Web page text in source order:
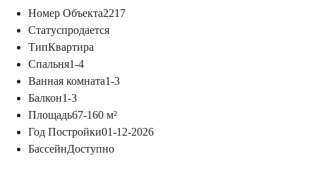
Номер Объекта2217
Статуспродается
ТипКвартира
Спальня1-4
Ванная комната1-3
Балкон1-3
Площадь67-160 м²
Год Постройки01-12-2026
БассейнДоступно